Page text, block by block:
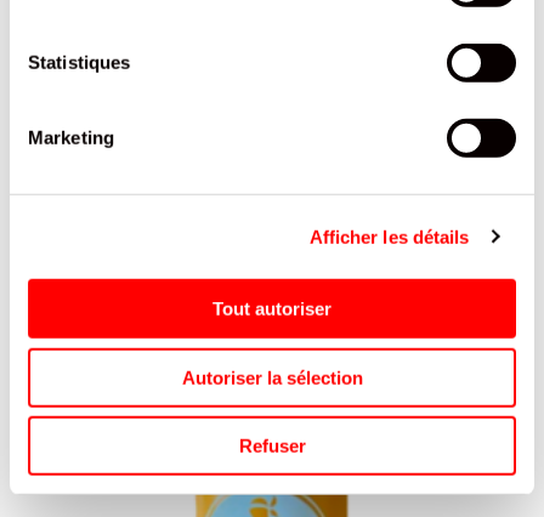
Statistiques
Marketing
Afficher les détails
Tout autoriser
Autoriser la sélection
Refuser
SE CONNECTER